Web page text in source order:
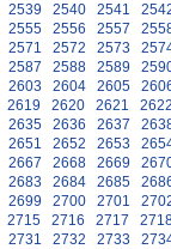
2539 2540 2541
2555 2556 2557
2571 2572 2573
2587 2588 2589
2603 2604 2605
2619 2620 2621
2635 2636 2637
2651 2652 2653
2667 2668 2669
2683 2684 2685
2699 2700 2701
2715 2716 2717
2731 2732 2733